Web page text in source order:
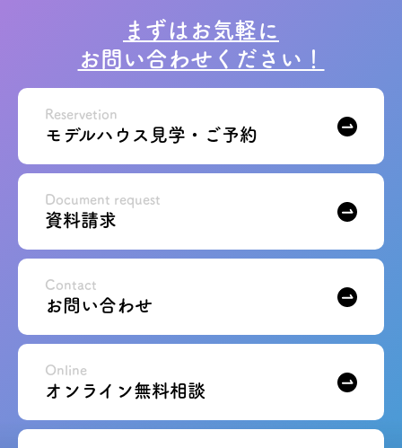
まずはお気軽に
お問い合わせください！
モデルハウス見学・ご予約
Reservetion
資料請求
Document request
お問い合わせ
Contact
オンライン無料相談
Online